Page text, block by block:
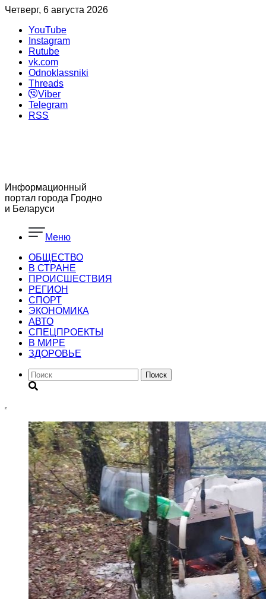
Четверг, 6 августа 2026
YouTube
Instagram
Rutube
vk.com
Odnoklassniki
Threads
Viber
Telegram
RSS
Информационный
портал города Гродно
и Беларуси
Меню
ОБЩЕСТВО
В СТРАНЕ
ПРОИСШЕСТВИЯ
РЕГИОН
CПОРТ
ЭКОНОМИКА
АВТО
СПЕЦПРОЕКТЫ
В МИРЕ
ЗДОРОВЬЕ
Поиск